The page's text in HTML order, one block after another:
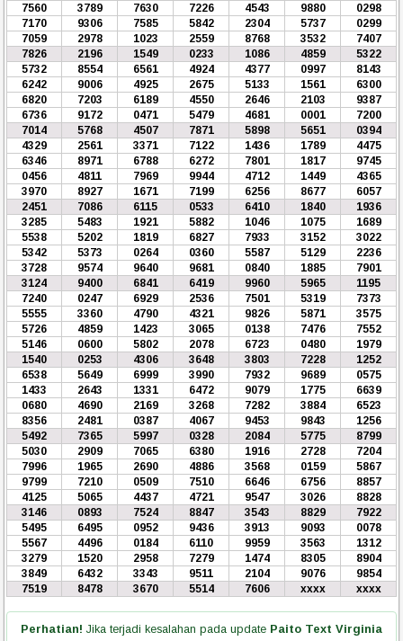
7560
3789 7630 7226 4543 9880
0298
7170
9306 7585 5842 2304 5737
0299
7059
2978 1023 2559 8768 3532
7407
7826
2196 1549 0233 1086 4859
5322
5732
8554 6561 4924 4377 0997
8143
6242
9006 4925 2675 5133 1561
6300
6820
7203 6189 4550 2646 2103
9387
6736
9172 0471 5479 4681 0001
7200
7014
5768 4507 7871 5898 5651
0394
4329
2561 3371 7122 1436 1789
4475
6346
8971 6788 6272 7801 1817
9745
0456
4811 7969 9944 4712 1449
4365
3970
8927 1671 7199 6256 8677
6057
2451
7086 6115 0533 6410 1840
1936
3285
5483 1921 5882 1046 1075
1689
5538
5202 1819 6827 7933 3152
3022
5342
5373 0264 0360 5587 5129
2236
3728
9574 9640 9681 0840 1885
7901
3124
9400 6841 6419 9960 5965
1195
7240
0247 6929 2536 7501 5319
7373
5555
3360 4790 4321 9826 5871
3575
5726
4859 1423 3065 0138 7476
7552
5146
0600 5802 2078 6723 0480
1979
1540
0253 4306 3648 3803 7228
1252
6538
5649 6999 3990 7932 9689
0575
1433
2643 1331 6472 9079 1775
6639
0680
4690 2169 3268 7282 3884
6523
8356
2481 0387 4067 9453 9843
1256
5492
7365 5997 0328 2084 5775
8799
5030
2909 7065 6380 1916 2728
7204
7996
1965 2690 4886 3568 0159
5867
9799
7210 0509 7510 6646 6756
8857
4125
5065 4437 4721 9547 3026
8828
3146
0893 7524 8847 3543 8829
7922
5495
6495 0952 9436 3913 9093
0078
5567
4496 0184 6110 9959 3563
1312
3279
1520 2958 7279 1474 8305
8904
3849
6432 3343 9511 2104 9076
9854
7519
8478 3670 5514 7606 xxxx xxxx
Perhatian! Jika terjadi kesalahan pada update Paito Text Virginia